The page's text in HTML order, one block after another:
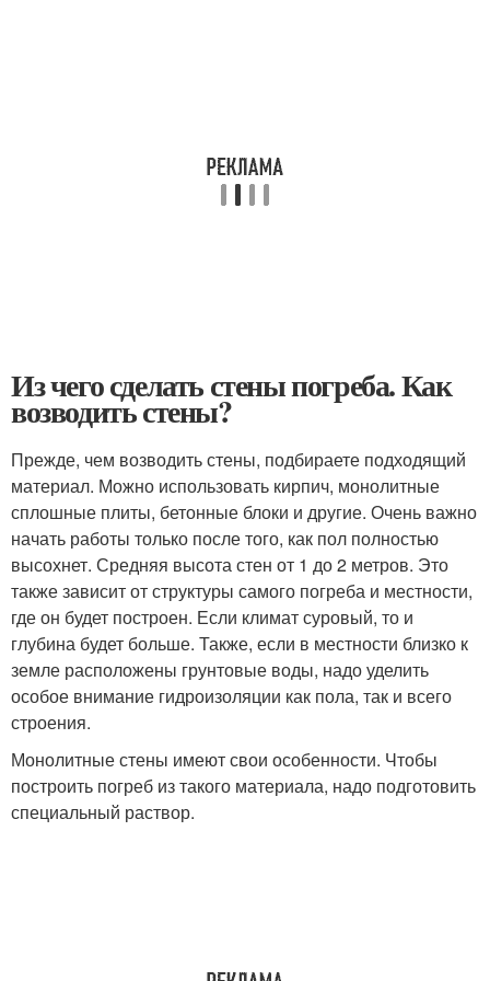
Из чего сделать стены погреба. Как
возводить стены?
Прежде, чем возводить стены, подбираете подходящий
материал. Можно использовать кирпич, монолитные
сплошные плиты, бетонные блоки и другие. Очень важно
начать работы только после того, как пол полностью
высохнет. Средняя высота стен от 1 до 2 метров. Это
также зависит от структуры самого погреба и местности,
где он будет построен. Если климат суровый, то и
глубина будет больше. Также, если в местности близко к
земле расположены грунтовые воды, надо уделить
особое внимание гидроизоляции как пола, так и всего
строения.
Монолитные стены имеют свои особенности. Чтобы
построить погреб из такого материала, надо подготовить
специальный раствор.